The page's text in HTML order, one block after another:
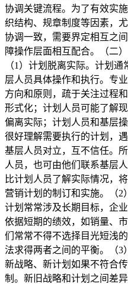
协调关键流程。为了有效实
织结构、规章制度等因素，
协调一致，需要界定相互之
障操作层面相互配合。（二
（1）计划脱离实际。计划
层人员具体操作和执行。专
方向和原则，疏于关注过程
形式化；计划人员可能了解
偏离实际；计划人员和基层
很好理解需要执行的计划，
基层人员对立，互不信任。
人员，也可由他们联系基层
比计划人员了解实际情况，
营销计划的制订和实施。（2
计划常常涉及长期目标，企
依据短期的绩效，如销量、
们常常不得不选择目光短浅
法求得两者之间的平衡。（3
新战略、新计划如果不符合
制。新旧战略和计划之间差